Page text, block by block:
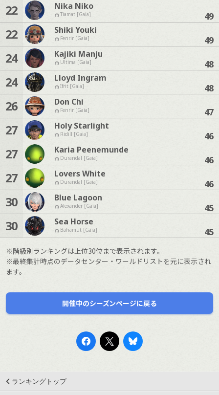
22 Nika Niko
Tiamat [Gaia] 49
22 Shiki Youki
Fenrir [Gaia] 49
24 Kajiki Manju
Ultima [Gaia] 48
24 Lloyd Ingram
Ifrit [Gaia] 48
26 Don Chi
Fenrir [Gaia] 47
27 Holy Starlight
Ridill [Gaia] 46
27 Karia Peenemunde
Durandal [Gaia] 46
27 Lovers White
Durandal [Gaia] 46
30 Blue Lagoon
Alexander [Gaia] 45
30 Sea Horse
Bahamut [Gaia] 45
※階級別ランキングは上位30位まで表示されます。
※最終集計時点のデータセンター・ワールドリストを元に表示され
ます。
開催中のシーズンページに戻る
ランキングトップ